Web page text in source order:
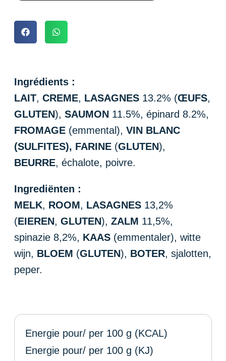
Ingrédients :
LAIT, CREME, LASAGNES 13.2% (ŒUFS,
GLUTEN), SAUMON 11.5%, épinard 8.2%,
FROMAGE (emmental), VIN BLANC
(SULFITES), FARINE (GLUTEN),
BEURRE, échalote, poivre.
Ingrediënten :
MELK, ROOM, LASAGNES 13,2%
(EIEREN, GLUTEN), ZALM 11,5%,
spinazie 8,2%, KAAS (emmentaler), witte
wijn, BLOEM (GLUTEN), BOTER, sjalotten,
peper.
Energie pour/ per 100 g (KCAL)
Energie pour/ per 100 g (KJ)